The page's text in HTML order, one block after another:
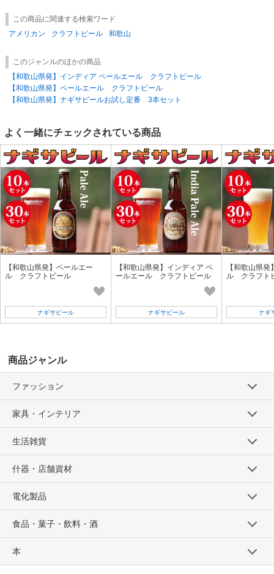
この商品に関連する検索ワード
アメリカン
クラフトビール 和歌山
このジャンルのほかの商品
【和歌山県発】インディア ペールエール クラフトビール
【和歌山県発】ペールエール クラフトビール
【和歌山県発】ナギサビールお試し定番 3本セット
よく一緒にチェックされている商品
【和歌山県発】ペールエー
ル クラフトビール
ナギサビール
【和歌山県発】インディア ペ
ールエール クラフトビール
ナギサビール
【和歌山県
ル クラフト
ナギ
商品ジャンル
ファッション
家具・インテリア
生活雑貨
什器・店舗資材
電化製品
食品・菓子・飲料・酒
本